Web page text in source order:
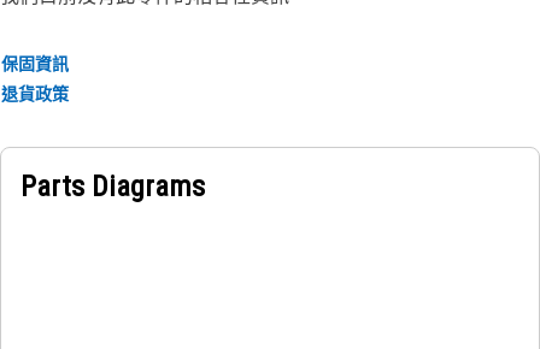
保固資訊
退貨政策
Parts Diagrams